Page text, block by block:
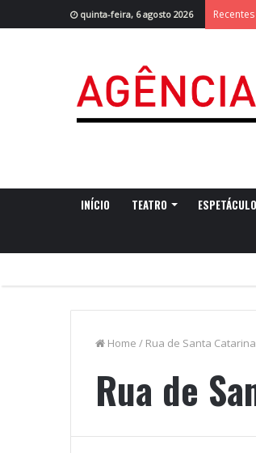
quinta-feira, 6 agosto 2026 Recentes
INÍCIO TEATRO
Home / Rua de Santa Catarina
Rua de